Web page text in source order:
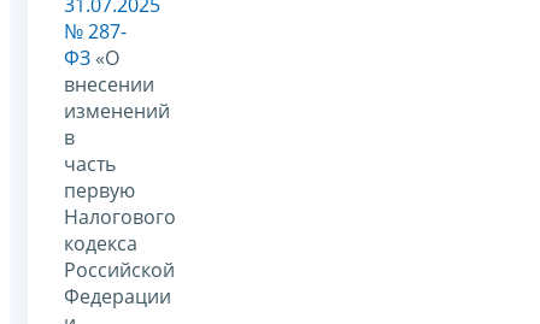
№ 287-
ФЗ «О
внесении
изменений
в
часть
первую
Налогового
кодекса
Российской
Федерации